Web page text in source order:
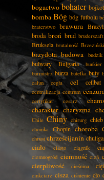
bogactwo bohater bojkot
bomba Bóg bóg futbolu
braterstwo brawura
broda broń brud bruderszaft
Bruksela brutalność Brzeziński
brzydota budowa budzik
bulwary Bułgaria bunkier
burmistrz burza butelka buty
całun cegła cel celibat
centralizacja centrum
certyfikat
cesarz
charakter charyzma
Chile Chiny chirurg chleb
choinka Chopin choroba
chrust chrześcijanin
ciało ciasto ciągnik
ciemnogród ciemność cień
cierpliwość cieśnina
cinkciarz cisza ciśnienie cło